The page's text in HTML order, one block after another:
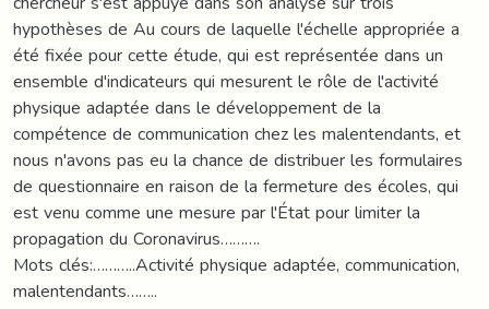
hypothèses de Au cours de laquelle l'échelle appropriée a
été fixée pour cette étude, qui est représentée dans un
ensemble d'indicateurs qui mesurent le rôle de l'activité
physique adaptée dans le développement de la
compétence de communication chez les malentendants, et
nous n'avons pas eu la chance de distribuer les formulaires
de questionnaire en raison de la fermeture des écoles, qui
est venu comme une mesure par l'État pour limiter la
propagation du Coronavirus……….
Mots clés:………..Activité physique adaptée, communication,
malentendants……..